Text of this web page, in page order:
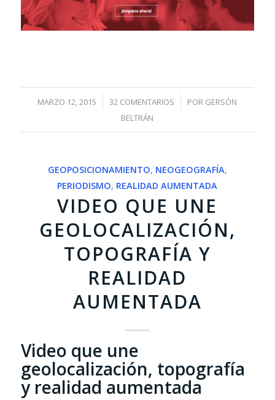
MARZO 12, 2015
/ 32 COMENTARIOS
/ POR GERSÓN
BELTRÁN
GEOPOSICIONAMIENTO, NEOGEOGRAFÍA,
PERIODISMO, REALIDAD AUMENTADA
VIDEO QUE UNE
GEOLOCALIZACIÓN,
TOPOGRAFÍA Y
REALIDAD
AUMENTADA
Video que une
geolocalización, topografía
y realidad aumentada